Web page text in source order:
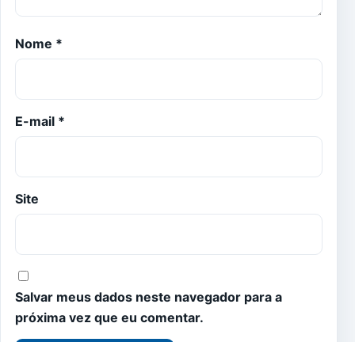
Nome *
E-mail *
Site
Salvar meus dados neste navegador para a
próxima vez que eu comentar.